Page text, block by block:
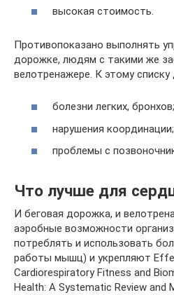
высокая стоимость.
Противопоказано выполнять
дорожке, людям с такими же
велотренажере. К этому
болезни легких, бронхов;
нарушения координации;
проблемы с
Что лучше для
И беговая дорожка, и
аэробные возможности
потреблять и использовать
работы мышц) и укрепляют
Cardiorespiratory Fitness and
Health: A Systematic Review and